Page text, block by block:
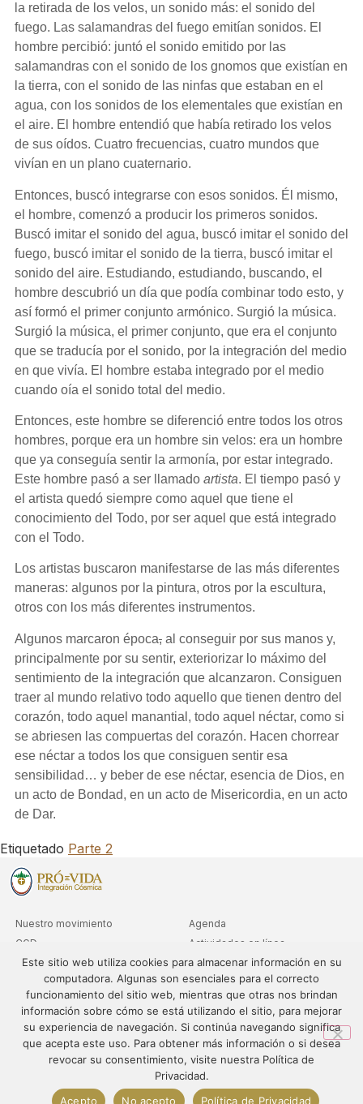
la retirada de los velos, un sonido más: el sonido del
fuego. Las salamandras del fuego emitían sonidos. El
hombre percibió: juntó el sonido emitido por las
salamandras con el sonido de los gnomos que existían en
la tierra, con el sonido de las ninfas que estaban en el
agua, con los sonidos de los elementales que existían en
el aire. El hombre entendió que había retirado los velos
de sus oídos. Cuatro frecuencias, cuatro mundos que
vivían en un plano cuaternario.
Entonces, buscó integrarse con esos sonidos. Él mismo,
el hombre, comenzó a producir los primeros sonidos.
Buscó imitar el sonido del agua, buscó imitar el sonido del
fuego, buscó imitar el sonido de la tierra, buscó imitar el
sonido del aire. Estudiando, estudiando, buscando, el
hombre descubrió un día que podía combinar todo esto, y
así formó el primer conjunto armónico. Surgió la música.
Surgió la música, el primer conjunto, que era el conjunto
que se traducía por el sonido, por la integración del medio
en que vivía. El hombre estaba integrado por el medio
cuando oía el sonido total del medio.
Entonces, este hombre se diferenció entre todos los otros
hombres, porque era un hombre sin velos: era un hombre
que ya conseguía sentir la armonía, por estar integrado.
Este hombre pasó a ser llamado artista. El tiempo pasó y
el artista quedó siempre como aquel que tiene el
conocimiento del Todo, por ser aquel que está integrado
con el Todo.
Los artistas buscaron manifestarse de las más diferentes
maneras: algunos por la pintura, otros por la escultura,
otros con los más diferentes instrumentos.
Algunos marcaron época,al conseguir por sus manos y,
principalmente por su sentir, exteriorizar lo máximo del
sentimiento de la integración que alcanzaron. Consiguen
traer al mundo relativo todo aquello que tienen dentro del
corazón, todo aquel manantial, todo aquel néctar, como si
se abriesen las compuertas del corazón. Hacen chorrear
ese néctar a todos los que consiguen sentir esa
sensibilidad… y beber de ese néctar, esencia de Dios, en
un acto de Bondad, en un acto de Misericordia, en un acto
de Dar.
Etiquetado Parte 2
Nuestro movimiento
CGD
Clubs
Departamentos
Sedes
Agenda
Actividades en línea
Consultas de nivel avanzado
© 1995-2024 – PRÓ-VIDA – Todos los derechos reservados. El
contenido de este sitio web no puede publicarse ni redistribuirse
sin autorización previa.
Este sitio web utiliza cookies para almacenar información en su
computadora. Algunas son esenciales para el correcto
funcionamiento del sitio web, mientras que otras nos brindan
información sobre cómo se está utilizando el sitio, para mejorar
su experiencia de navegación. Si continúa navegando significa
que acepta este uso. Para obtener más información o si desea
revocar su consentimiento, visite nuestra Política de
Privacidad.
Acepto
No acepto Política de Privacidad